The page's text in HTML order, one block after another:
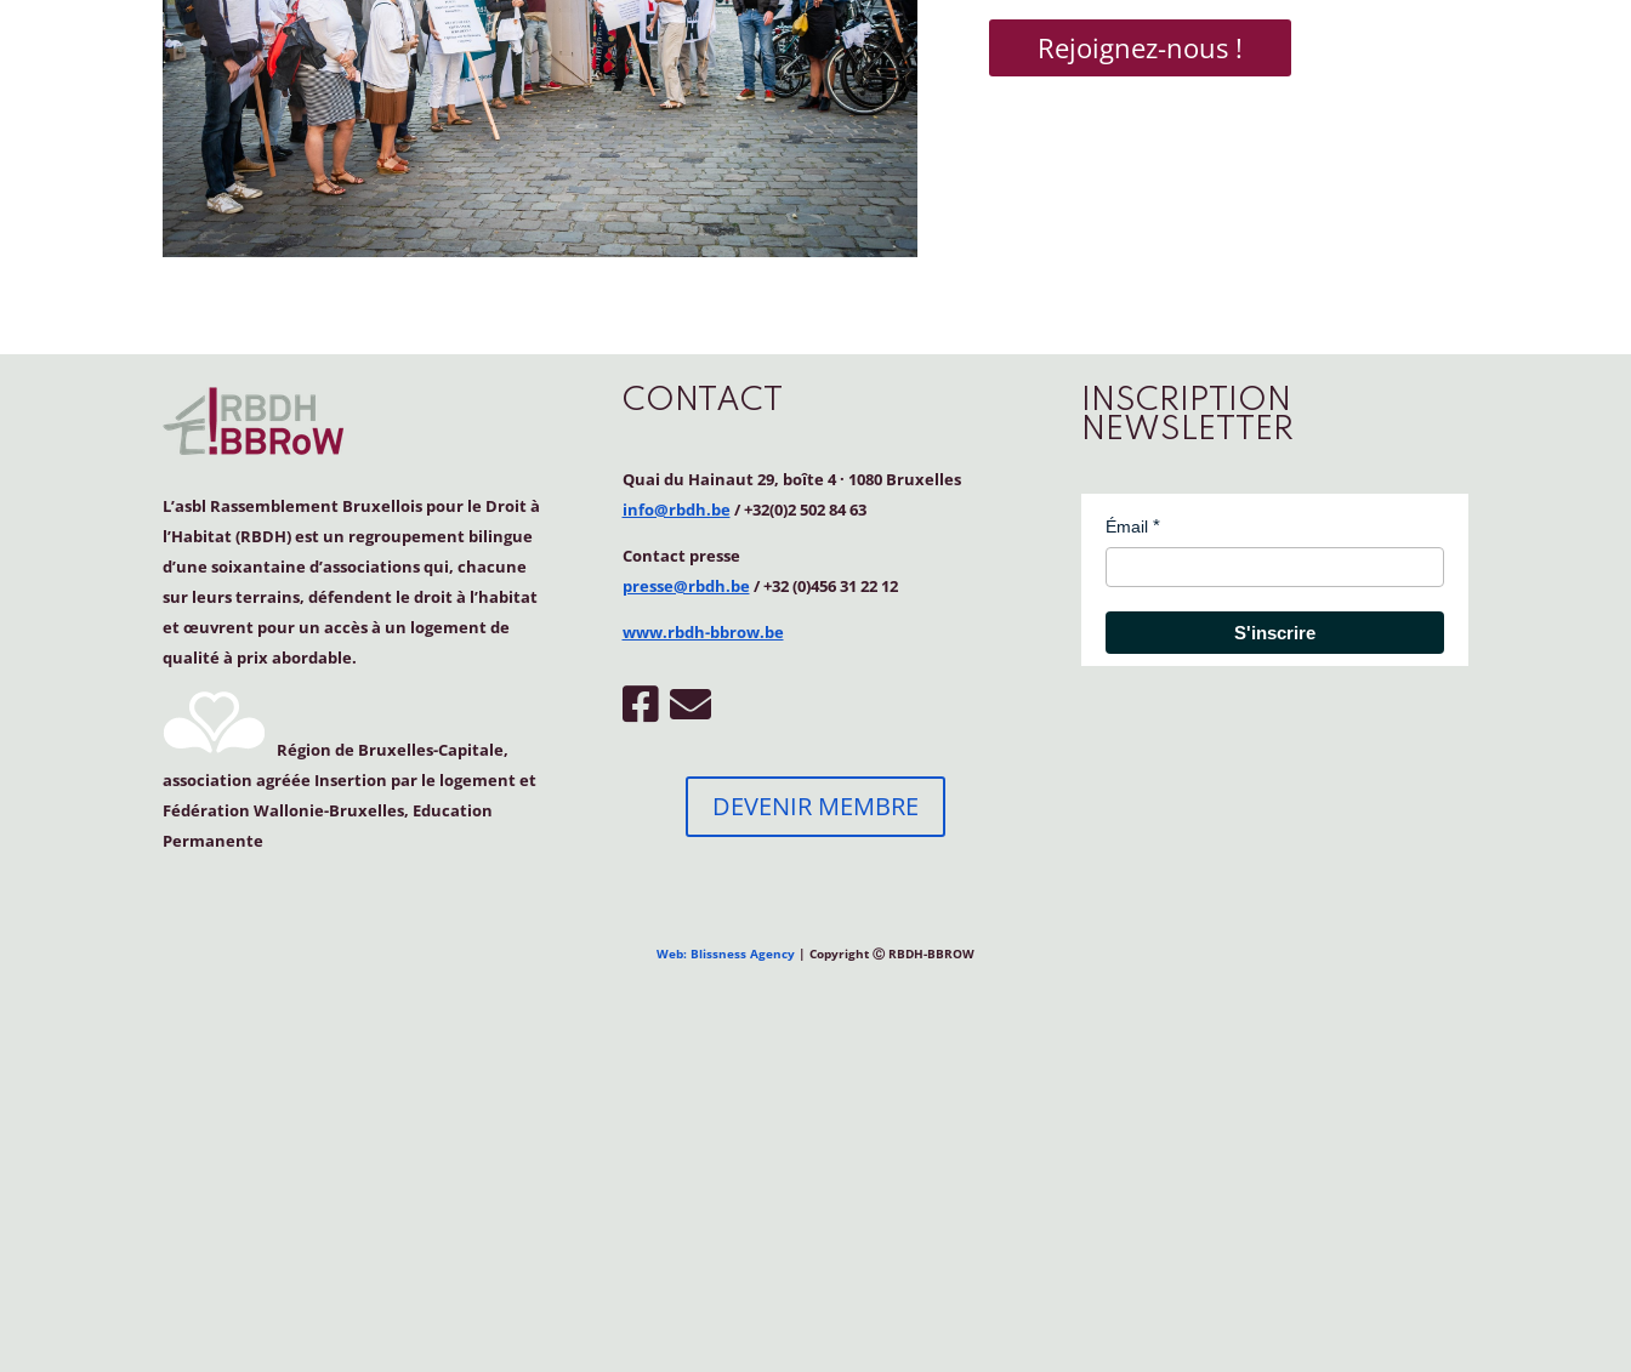
Rejoignez-nous !
L’asbl Rassemblement Bruxellois pour le Droit à
l’Habitat (RBDH) est un regroupement bilingue
d’une soixantaine d’associations qui, chacune
sur leurs terrains, défendent le droit à l’habitat
et œuvrent pour un accès à un logement de
qualité à prix abordable.
Région de Bruxelles-Capitale,
association agréée Insertion par le logement et
Fédération Wallonie-Bruxelles, Education
Permanente
CONTACT
Quai du Hainaut 29, boîte 4· 1080 Bruxelles
info@rbdh.be/ +32(0)2 502 84 63
Contact presse
presse@rbdh.be/ +32 (0)456 31 22 12
www.rbdh-bbrow.be
DEVENIR MEMBRE
INSCRIPTION
NEWSLETTER
Émail
S'inscrire
Web: Blissness Agency | Copyright Ⓒ RBDH-BBROW